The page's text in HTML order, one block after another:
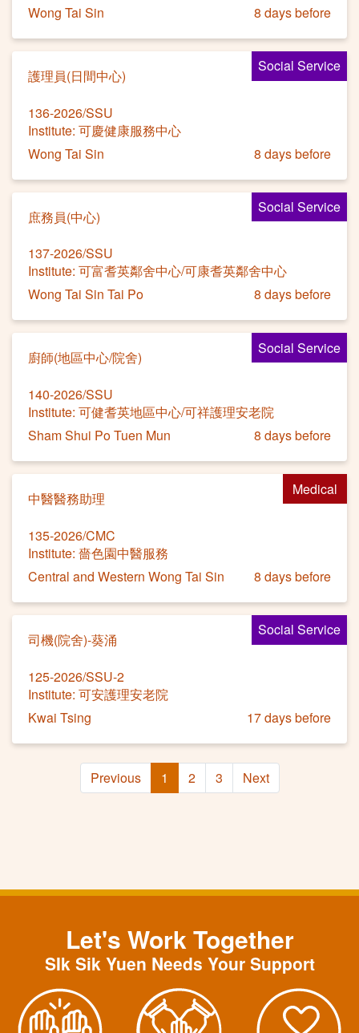
Wong Tai Sin
8 days before
Social Service
護理員(日間中心)
136-2026/SSU
Institute: 可慶健康服務中心
Wong Tai Sin
8 days before
Social Service
庶務員(中心)
137-2026/SSU
Institute: 可富耆英鄰舍中心/可康耆英鄰舍中心
Wong Tai Sin Tai Po
8 days before
Social Service
廚師(地區中心/院舍)
140-2026/SSU
Institute: 可健耆英地區中心/可祥護理安老院
Sham Shui Po Tuen Mun
8 days before
Medical
中醫醫務助理
135-2026/CMC
Institute: 嗇色園中醫服務
Central and Western Wong Tai Sin
8 days before
Social Service
司機(院舍)-葵涌
125-2026/SSU-2
Institute: 可安護理安老院
Kwai Tsing
17 days before
Previous 1 2 3 Next
Let's Work Together
SIk Sik Yuen Needs Your Support